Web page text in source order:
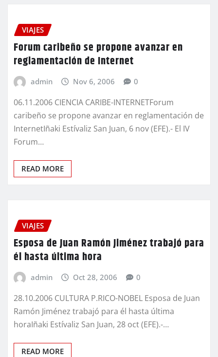
VIAJES
Forum caribeño se propone avanzar en
reglamentación de Internet
admin Nov 6, 2006 0
06.11.2006 CIENCIA CARIBE-INTERNETForum
caribeño se propone avanzar en reglamentación de
InternetIñaki Estívaliz San Juan, 6 nov (EFE).- El IV
Forum…
READ MORE
VIAJES
Esposa de Juan Ramón Jiménez trabajó para
él hasta última hora
admin Oct 28, 2006 0
28.10.2006 CULTURA P.RICO-NOBEL Esposa de Juan
Ramón Jiménez trabajó para él hasta última
horaIñaki Estívaliz San Juan, 28 oct (EFE).-…
READ MORE